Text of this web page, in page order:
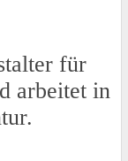
für
arbeitet in